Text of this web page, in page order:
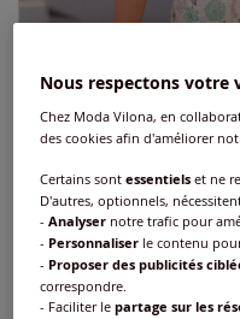
T-shirt à col
Réf : 298.813.019
Nous respectons votre
Chez Moda Vilona, en
des cookies afin d'améliorer
Certains sontessentiels et ne
D'autres, optionnels,
-Analyser notre trafic pour
- Personnaliser le contenu
- Proposer des publicités
correspondre.
- Faciliter lepartage sur les